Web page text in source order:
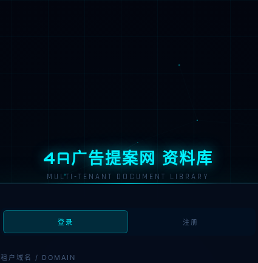
4A广告提案网 资料库
MULTI-TENANT DOCUMENT LIBRARY
登录 注册
租户域名 / DOMAIN